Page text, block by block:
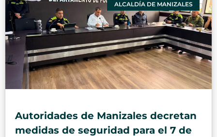
ALCALDÍA DE MANIZALES
Autoridades de Manizales decretan
medidas de seguridad para el 7 de